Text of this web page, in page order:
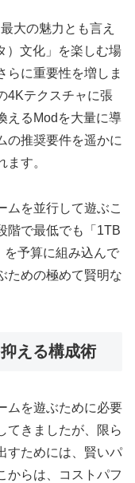
大の魅力とも言え
）文化」を楽しむ場
らに重要性を増しま
4Kテクスチャに張
えるModを大量に導
の推奨要件を遥かに
す。
ムを並行して遊ぶこ
階で最低でも「1TB
予算に組み込んで
ための極めて賢明な
える構成術
ムを遊ぶために必要
てきましたが、限ら
すためには、賢いパ
からは、コストパフ